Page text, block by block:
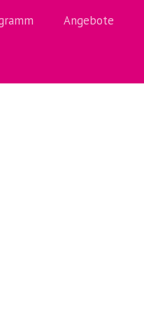
Angebote